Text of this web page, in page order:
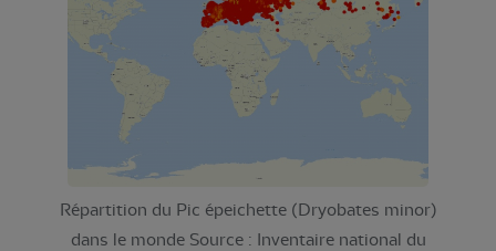
Répartition du Pic épeichette (Dryobates minor)
dans le monde Source : Inventaire national du